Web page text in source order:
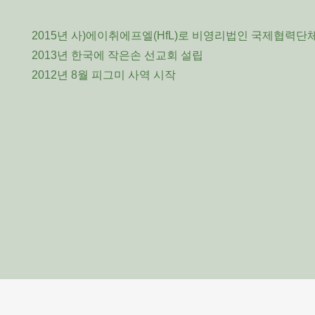
2015년 사)에이취에프엘(HfL)로 비영리법인 국제협력단
2013년 한국에 작은손 선교회 설립
2012년 8월 피그미 사역 시작